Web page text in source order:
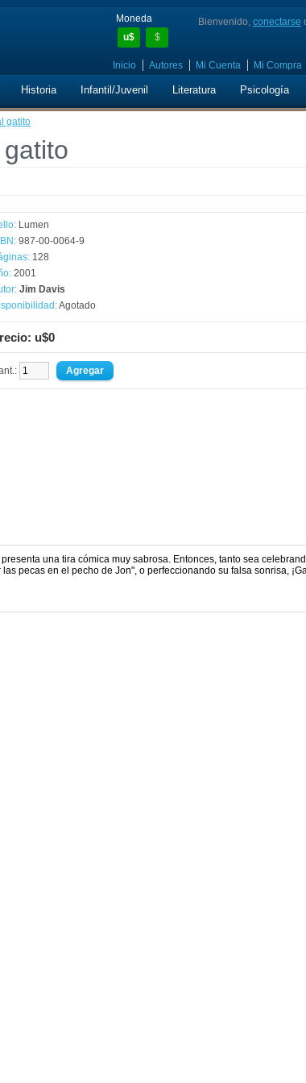
Moneda
u$
$
Bienvenido, conectarse
Inicio Autores Mi Cuenta Mi Compra
Historia Infantil/Juvenil Literatura Psicología
gatito
Lumen
987-00-0064-9
128
2001
Jim Davis
Agotado
u$0
una tira cómica muy sabrosa. Entonces, tanto sea
pecas en el pecho de Jon", o perfeccionando su falsa sonrisa,